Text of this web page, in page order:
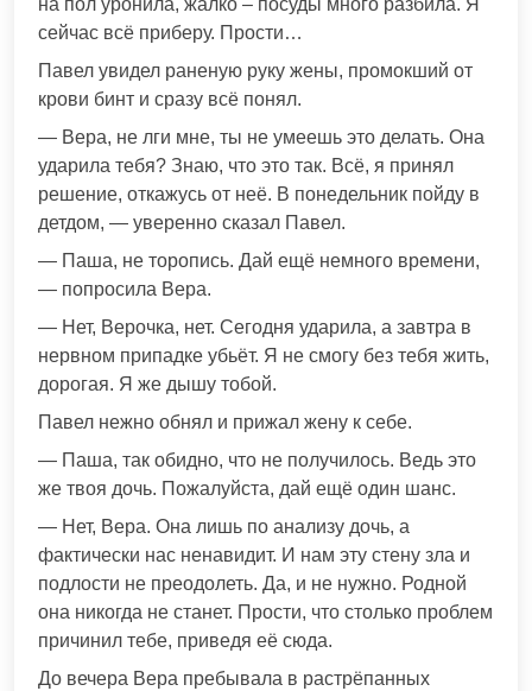
на пол уронила, жалко – посуды много разбила. Я
сейчас всё приберу. Прости…
Павел увидел раненую руку жены, промокший от
крови бинт и сразу всё понял.
— Вера, не лги мне, ты не умеешь это делать. Она
ударила тебя? Знаю, что это так. Всё, я принял
решение, откажусь от неё. В понедельник пойду в
детдом, — уверенно сказал Павел.
— Паша, не торопись. Дай ещё немного времени,
— попросила Вера.
— Нет, Верочка, нет. Сегодня ударила, а завтра в
нервном припадке убьёт. Я не смогу без тебя жить,
дорогая. Я же дышу тобой.
Павел нежно обнял и прижал жену к себе.
— Паша, так обидно, что не получилось. Ведь это
же твоя дочь. Пожалуйста, дай ещё один шанс.
— Нет, Вера. Она лишь по анализу дочь, а
фактически нас ненавидит. И нам эту стену зла и
подлости не преодолеть. Да, и не нужно. Родной
она никогда не станет. Прости, что столько проблем
причинил тебе, приведя её сюда.
До вечера Вера пребывала в растрёпанных